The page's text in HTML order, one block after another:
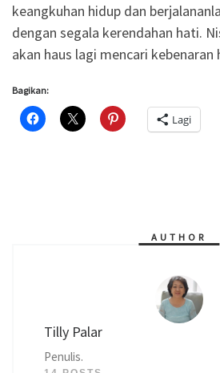
keangkuhan hidup dan
dengan segala kerendahan hati.
akan haus lagi mencari kebenaran
Bagikan:
Lagi
AUTHOR
Tilly Palar
Penulis.